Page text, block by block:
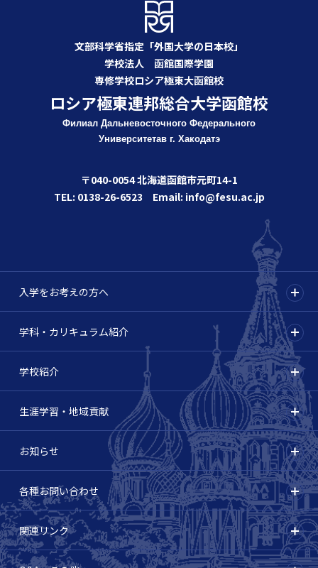
文部科学省指定「外国大学の日本校」
学校法人 函館国際学園
専修学校ロシア極東大函館校
ロシア極東連邦総合大学函館校
Филиал Дальневосточного Федерального
Университетав г. Хакодатэ
〒040-0054 北海道函館市元町14-1
TEL: 0138-26-6523 Email: info@fesu.ac.jp
入学をお考えの方へ
学科・カリキュラム紹介
学校紹介
生涯学習・地域貢献
お知らせ
各種お問い合わせ
関連リンク